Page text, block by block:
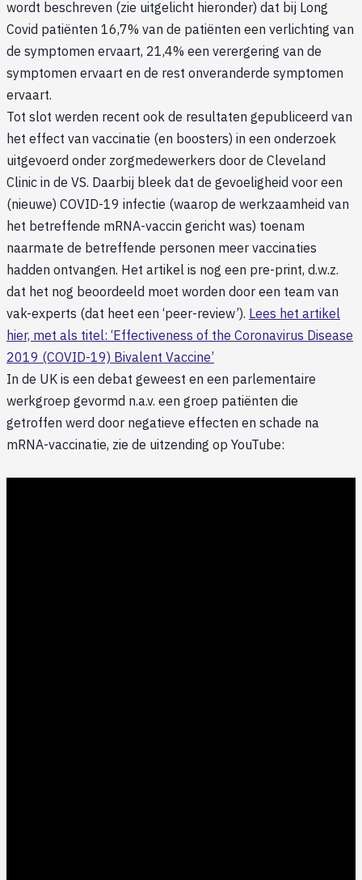
wordt beschreven (zie uitgelicht hieronder) dat bij Long
Covid patiënten 16,7% van de patiënten een verlichting van
de symptomen ervaart, 21,4% een verergering van de
symptomen ervaart en de rest onveranderde symptomen
ervaart.
Tot slot werden recent ook de resultaten gepubliceerd van
het effect van vaccinatie (en boosters) in een onderzoek
uitgevoerd onder zorgmedewerkers door de Cleveland
Clinic in de VS. Daarbij bleek dat de gevoeligheid voor een
(nieuwe) COVID-19 infectie (waarop de werkzaamheid van
het betreffende mRNA-vaccin gericht was) toenam
naarmate de betreffende personen meer vaccinaties
hadden ontvangen. Het artikel is nog een pre-print, d.w.z.
dat het nog beoordeeld moet worden door een team van
vak-experts (dat heet een ‘peer-review’). Lees het artikel
hier, met als titel: ‘Effectiveness of the Coronavirus Disease
2019 (COVID-19) Bivalent Vaccine’
In de UK is een debat geweest en een parlementaire
werkgroep gevormd n.a.v. een groep patiënten die
getroffen werd door negatieve effecten en schade na
mRNA-vaccinatie, zie de uitzending op YouTube: